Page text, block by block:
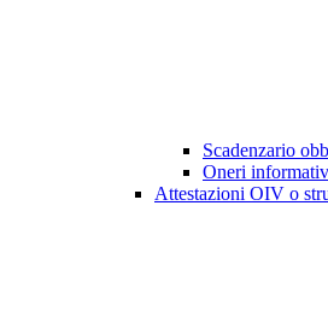
Scadenzario
Oneri
Attestazioni OIV o